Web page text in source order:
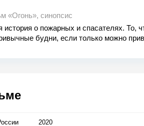
«Огонь», синопсис
история о пожарных и спасателях. То,
будни, если только можно
2020